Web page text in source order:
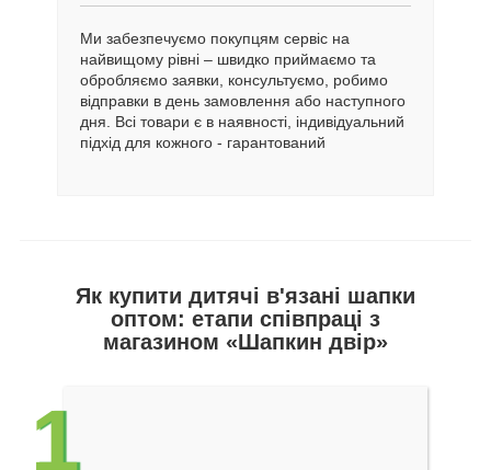
Ми забезпечуємо покупцям сервіс на
найвищому рівні – швидко приймаємо та
обробляємо заявки, консультуємо, робимо
відправки в день замовлення або наступного
дня. Всі товари є в наявності, індивідуальний
підхід для кожного - гарантований
Як купити дитячі в'язані шапки
оптом: етапи співпраці з
магазином «Шапкин двір»
1